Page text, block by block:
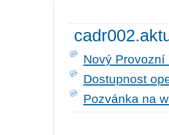
Nový
Dostupnost
Pozvánka na